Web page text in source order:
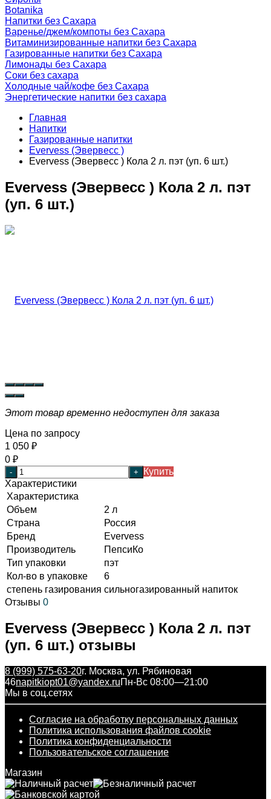
Botanika
Напитки без Сахара
Варенье/джем/компоты без Сахара
Витаминизированные напитки без Сахара
Газированные напитки без Сахара
Лимонады без Сахара
Соки без сахара
Холодные чай/кофе без Сахара
Энергетические напитки без сахара
Главная
Напитки
Газированные напитки
Evervess (Эвервесс )
Evervess (Эвервесс ) Кола 2 л. пэт (уп. 6 шт.)
Evervess (Эвервесс ) Кола 2 л. пэт
(уп. 6 шт.)
Этот товар временно недоступен для заказа
Цена по запросу
1 050 ₽
0 ₽
- +
Купить
Характеристики
Характеристика
Объем
2 л
Страна
Россия
Бренд
Evervess
Производитель
ПепсиКо
Тип упаковки
пэт
Кол-во в упаковке
6
степень газирования сильногазированный напиток
Отзывы 0
Evervess (Эвервесс ) Кола 2 л. пэт
(уп. 6 шт.) отзывы
8 (999) 575-63-20г. Москва, ул. Рябиновая
46napitkiopt01@yandex.ruПн-Вс 08:00—21:00
Мы в соц.сетях
Согласие на обработку персональных данных
Политика использования файлов cookie
Политика конфиденциальности
Пользовательское соглашение
Магазин